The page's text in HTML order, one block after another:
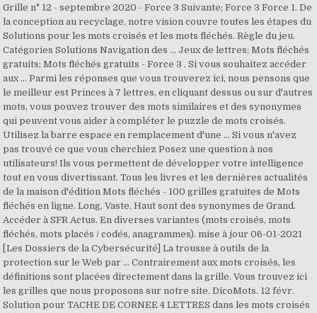
Grille n° 12 - septembre 2020 - Force 3 Suivante; Force 3 Force 1. De
la conception au recyclage, notre vision couvre toutes les étapes du
Solutions pour les mots croisés et les mots fléchés. Règle du jeu.
Catégories Solutions Navigation des … Jeux de lettres; Mots fléchés
gratuits; Mots fléchés gratuits - Force 3 . Si vous souhaitez accéder
aux … Parmi les réponses que vous trouverez ici, nous pensons que
le meilleur est Princes à 7 lettres, en cliquant dessus ou sur d'autres
mots, vous pouvez trouver des mots similaires et des synonymes
qui peuvent vous aider à compléter le puzzle de mots croisés.
Utilisez la barre espace en remplacement d'une … Si vous n'avez
pas trouvé ce que vous cherchiez Posez une question à nos
utilisateurs! Ils vous permettent de développer votre intelligence
tout en vous divertissant. Tous les livres et les dernières actualités
de la maison d'édition Mots fléchés - 100 grilles gratuites de Mots
fléchés en ligne. Long, Vaste, Haut sont des synonymes de Grand.
Accéder à SFR Actus. En diverses variantes (mots croisés, mots
fléchés, mots placés / codés, anagrammes). mise à jour 06-01-2021
[Les Dossiers de la Cybersécurité] La trousse à outils de la
protection sur le Web par … Contrairement aux mots croisés, les
définitions sont placées directement dans la grille. Vous trouvez ici
les grilles que nous proposons sur notre site. DicoMots. 12 févr.
Solution pour TACHE DE CORNEE 4 LETTRES dans les mots croisés